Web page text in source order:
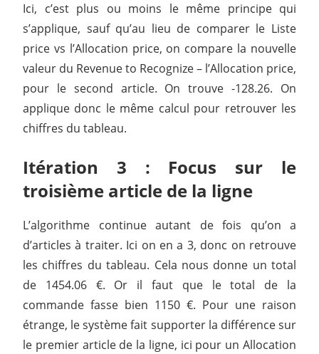
Ici, c’est plus ou moins le même principe qui
s’applique, sauf qu’au lieu de comparer le Liste
price vs l’Allocation price, on compare la nouvelle
valeur du Revenue to Recognize – l’Allocation price,
pour le second article. On trouve -128.26. On
applique donc le même calcul pour retrouver les
chiffres du tableau.
Itération 3 : Focus sur le
troisième article de la ligne
L’algorithme continue autant de fois qu’on a
d’articles à traiter. Ici on en a 3, donc on retrouve
les chiffres du tableau. Cela nous donne un total
de 1454.06 €. Or il faut que le total de la
commande fasse bien 1150 €. Pour une raison
étrange, le système fait supporter la différence sur
le premier article de la ligne, ici pour un Allocation